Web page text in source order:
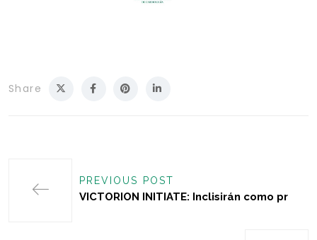
Share
PREVIOUS POST
VICTORION INITIATE: Inclisirán como pr